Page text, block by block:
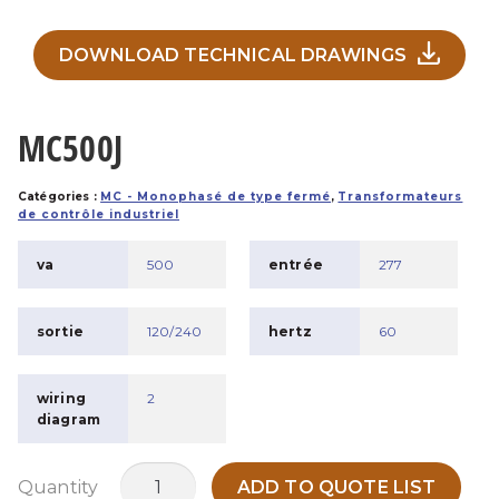
DOWNLOAD TECHNICAL DRAWINGS
MC500J
Catégories : MC - Monophasé de type fermé, Transformateurs
de contrôle industriel
va 500 entrée 277
sortie 120/240 hertz 60
wiring
diagram
2
Quantity
quantité
ADD TO QUOTE LIST